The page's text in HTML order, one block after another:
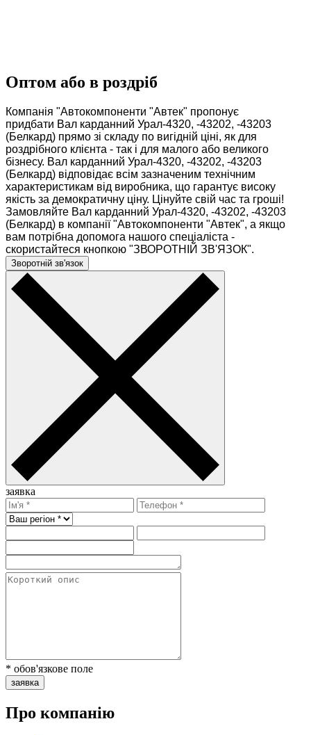
Оптом або в роздріб
Компанія "Автокомпоненти "Автек" пропонує
придбати Вал карданний Урал-4320, -43202, -43203
(Белкард) прямо зі складу по вигідній ціні, як для
роздрібного клієнта - так і для малого або великого
бізнесу. Вал карданний Урал-4320, -43202, -43203
(Белкард) відповідає всім зазначеним технічним
характеристикам від виробника, що гарантує високу
якість за демократичну ціну. Цінуйте свій час та гроші!
Замовляйте Вал карданний Урал-4320, -43202, -43203
(Белкард) в компанії "Автокомпоненти "Автек", а якщо
вам потрібна допомога нашого спеціаліста -
скористайтеся кнопкою "ЗВОРОТНІЙ ЗВ'ЯЗОК".
Зворотній зв'язок
заявка
* обов'язкове поле
заявка
Про компанію